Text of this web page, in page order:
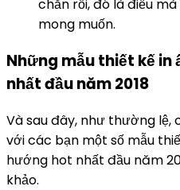
chắn rồi, đó là điều
mong muốn.
Những mẫu thiết kế
nhất đầu năm 2018
Và sau đây, như thường lệ,
với các bạn một số mẫu
hướng hot nhất đầu năm
khảo.